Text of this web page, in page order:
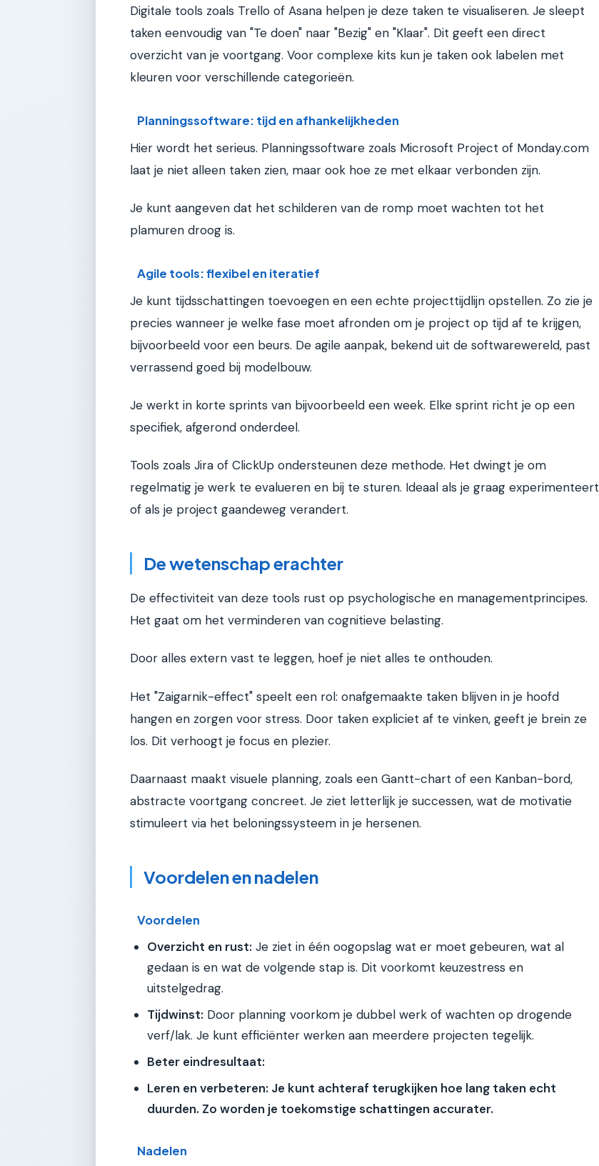
Digitale tools zoals Trello of Asana helpen je deze taken te visualiseren. Je sleept
taken eenvoudig van "Te doen" naar "Bezig" en "Klaar". Dit geeft een direct
overzicht van je voortgang. Voor complexe kits kun je taken ook labelen met
kleuren voor verschillende categorieën.
Planningssoftware: tijd en afhankelijkheden
Hier wordt het serieus. Planningssoftware zoals Microsoft Project of Monday.com
laat je niet alleen taken zien, maar ook hoe ze met elkaar verbonden zijn.
Je kunt aangeven dat het schilderen van de romp moet wachten tot het
plamuren droog is.
Agile tools: flexibel en iteratief
Je kunt tijdsschattingen toevoegen en een echte projecttijdlijn opstellen. Zo zie je
precies wanneer je welke fase moet afronden om je project op tijd af te krijgen,
bijvoorbeeld voor een beurs. De agile aanpak, bekend uit de softwarewereld, past
verrassend goed bij modelbouw.
Je werkt in korte sprints van bijvoorbeeld een week. Elke sprint richt je op een
specifiek, afgerond onderdeel.
Tools zoals Jira of ClickUp ondersteunen deze methode. Het dwingt je om
regelmatig je werk te evalueren en bij te sturen. Ideaal als je graag experimenteert
of als je project gaandeweg verandert.
De wetenschap erachter
De effectiviteit van deze tools rust op psychologische en managementprincipes.
Het gaat om het verminderen van cognitieve belasting.
Door alles extern vast te leggen, hoef je niet alles te onthouden.
Het "Zaigarnik-effect" speelt een rol: onafgemaakte taken blijven in je hoofd
hangen en zorgen voor stress. Door taken expliciet af te vinken, geeft je brein ze
los. Dit verhoogt je focus en plezier.
Daarnaast maakt visuele planning, zoals een Gantt-chart of een Kanban-bord,
abstracte voortgang concreet. Je ziet letterlijk je successen, wat de motivatie
stimuleert via het beloningssysteem in je hersenen.
Voordelen en nadelen
Voordelen
Overzicht en rust: Je ziet in één oogopslag wat er moet gebeuren, wat al
gedaan is en wat de volgende stap is. Dit voorkomt keuzestress en
uitstelgedrag.
Tijdwinst: Door planning voorkom je dubbel werk of wachten op drogende
verf/lak. Je kunt efficiënter werken aan meerdere projecten tegelijk.
Beter eindresultaat:
Leren en verbeteren: Je kunt achteraf terugkijken hoe lang taken echt
duurden. Zo worden je toekomstige schattingen accurater.
Nadelen